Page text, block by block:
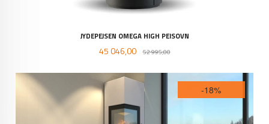
JYDEPEJSEN OMEGA HIGH PEISOVN
Tilbud
45 046,00 52 995,00Rabatt
-18%